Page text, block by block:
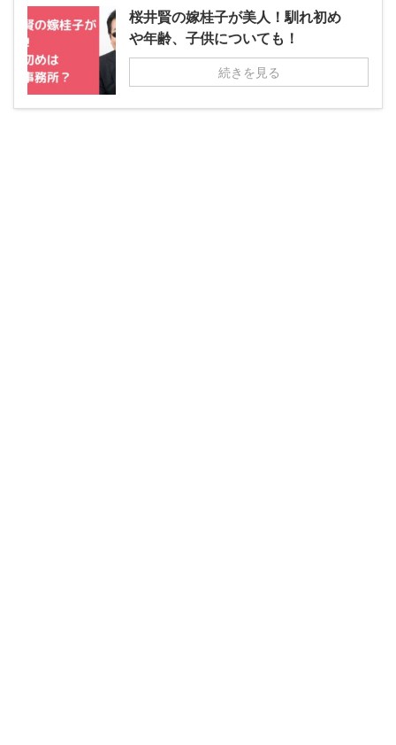
桜井賢の嫁桂子が美人！馴れ初め
や年齢、子供についても！
続きを見る